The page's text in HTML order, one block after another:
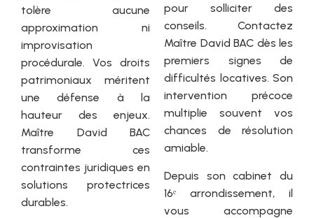
tolère aucune
approximation ni
improvisation
procédurale. Vos droits
patrimoniaux méritent
une défense à la
hauteur des enjeux.
Maître David BAC
transforme ces
contraintes juridiques en
solutions protectrices
durables.
pour solliciter des
conseils. Contactez
Maître David BAC dès les
premiers signes de
difficultés locatives. Son
intervention précoce
multiplie souvent vos
chances de résolution
amiable.
Depuis son cabinet du
16ᵉ arrondissement, il
vous accompagne